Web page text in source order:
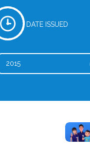
DATE ISSUED
2015